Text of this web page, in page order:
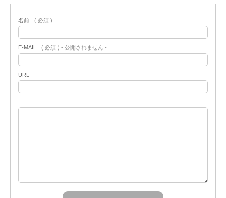
名前 ( 必須 )
E-MAIL ( 必須 ) - 公開されません -
URL